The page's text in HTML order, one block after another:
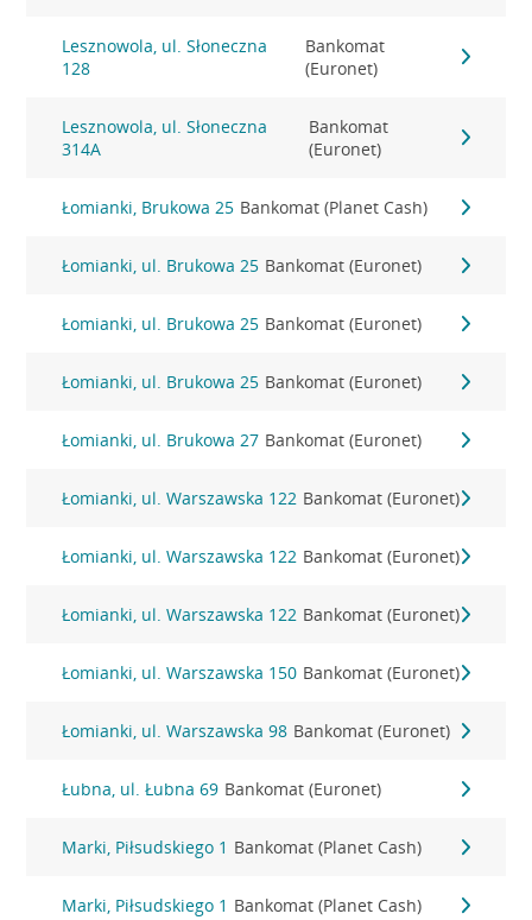
Lesznowola, ul. Słoneczna
128
Bankomat
(Euronet)
Lesznowola, ul. Słoneczna
314A
Bankomat
(Euronet)
Łomianki, Brukowa 25 Bankomat (Planet Cash)
Łomianki, ul. Brukowa 25 Bankomat (Euronet)
Łomianki, ul. Brukowa 25 Bankomat (Euronet)
Łomianki, ul. Brukowa 25 Bankomat (Euronet)
Łomianki, ul. Brukowa 27 Bankomat (Euronet)
Łomianki, ul. Warszawska 122 Bankomat (Euronet)
Łomianki, ul. Warszawska 122 Bankomat (Euronet)
Łomianki, ul. Warszawska 122 Bankomat (Euronet)
Łomianki, ul. Warszawska 150 Bankomat (Euronet)
Łomianki, ul. Warszawska 98 Bankomat (Euronet)
Łubna, ul. Łubna 69 Bankomat (Euronet)
Marki, Piłsudskiego 1 Bankomat (Planet Cash)
Marki, Piłsudskiego 1 Bankomat (Planet Cash)